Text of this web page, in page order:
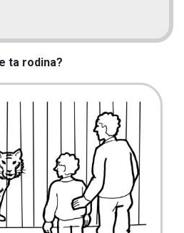
ta rodina?